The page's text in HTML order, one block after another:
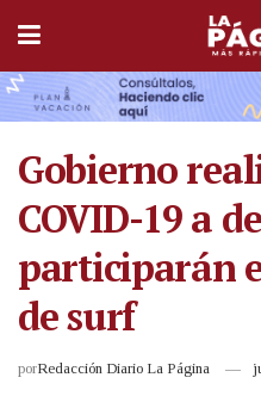
Gobierno
COVID-19 a
participarán
de surf
porRedacción Diario La Página